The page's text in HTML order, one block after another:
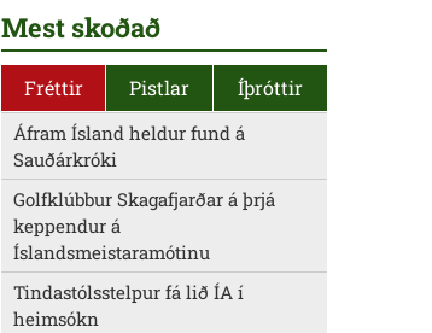
Mest skoðað
Fréttir Pistlar Íþróttir
Áfram Ísland heldur fund á
Sauðárkróki
Golfklúbbur Skagafjarðar á þrjá
keppendur á
Íslandsmeistaramótinu
Tindastólsstelpur fá lið ÍA í
heimsókn